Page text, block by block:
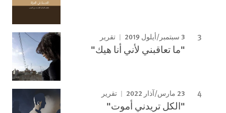
3 سبتمبر/أيلول 2019 تقرير
"ما تعاقبني لأني أنا هيك"
23 مارس/آذار 2022 تقرير
"الكل تريدني أموت"